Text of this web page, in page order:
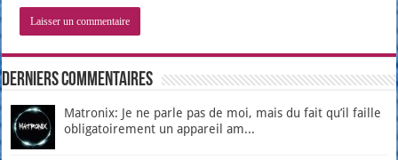
Derniers Commentaires
Matronix: Je ne parle pas de moi, mais du fait qu’il faille
obligatoirement un appareil am...